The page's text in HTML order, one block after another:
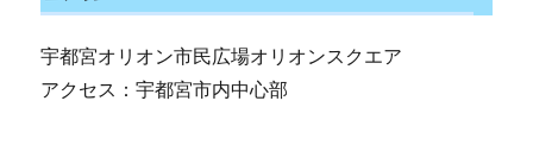
宇都宮オリオン市民広場オリオンスクエア
アクセス：宇都宮市内中心部